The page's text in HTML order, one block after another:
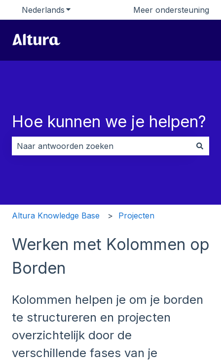
Nederlands Submenu tonen voor vertalingen
Meer ondersteuning
Hoe kunnen we je helpen?
Altura Knowledge Base Projecten
Werken met Kolommen op
Borden
Kolommen helpen je om je borden
te structureren en projecten
overzichtelijk door de
verschillende fases van je